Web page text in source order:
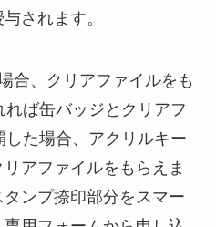
されます。
合、クリアファイルをも
ば缶バッジとクリアフ
した場合、アクリルキー
アファイルをもらえま
ンプ捺印部分をスマー